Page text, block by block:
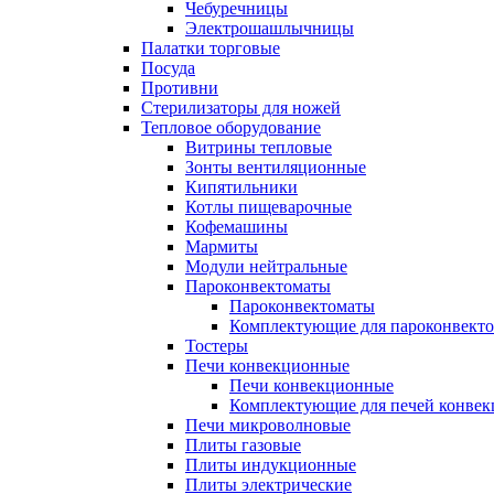
Чебуречницы
Электрошашлычницы
Палатки торговые
Посуда
Противни
Стерилизаторы для ножей
Тепловое оборудование
Витрины тепловые
Зонты вентиляционные
Кипятильники
Котлы пищеварочные
Кофемашины
Мармиты
Модули нейтральные
Пароконвектоматы
Пароконвектоматы
Комплектующие для
Тостеры
Печи конвекционные
Печи конвекционные
Комплектующие для печей
Печи микроволновые
Плиты газовые
Плиты индукционные
Плиты электрические